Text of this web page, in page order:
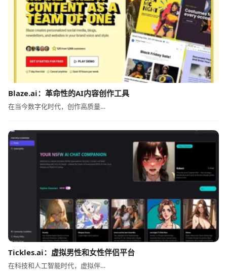
Blaze.ai：革命性的AI内容创作工具
在当今数字化时代，创作高质量…
Tickles.ai：虚拟男性和女性伴侣平台
在科技和人工智能时代，虚拟伴…